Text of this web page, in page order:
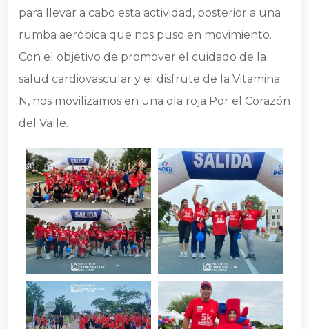
para llevar a cabo esta actividad, posterior a una
rumba aeróbica que nos puso en movimiento.
Con el objetivo de promover el cuidado de la
salud cardiovascular y el disfrute de la Vitamina
N, nos movilizamos en una ola roja Por el Corazón
del Valle.